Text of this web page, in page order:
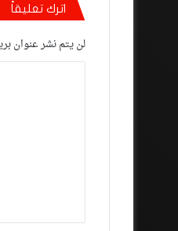
اترك تعليقاً
لن يتم نشر عنوان